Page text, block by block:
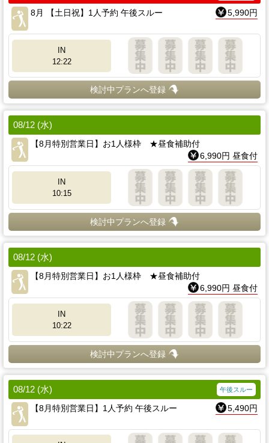
8月 【土日祝】1人予約 午後スルー 5,990円
IN
12:22
検討中プランへ登録
08/12 (水)
【8月特別営業日】お1人様枠 ★昼食補助付
6,990円 昼食付
IN
10:15
検討中プランへ登録
08/12 (水)
【8月特別営業日】お1人様枠 ★昼食補助付
6,990円 昼食付
IN
10:22
検討中プランへ登録
08/12 (水) 午後スルー
【8月特別営業日】1人予約 午後スルー 5,490円